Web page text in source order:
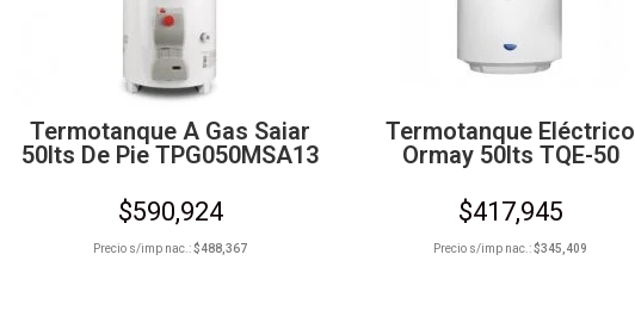
Termotanque A Gas Saiar
50lts De Pie TPG050MSA13
$590,924
Precio s/imp nac.:$488,367
Termotanque Eléctrico
Ormay 50lts TQE-50
$417,945
Precio s/imp nac.:$345,409